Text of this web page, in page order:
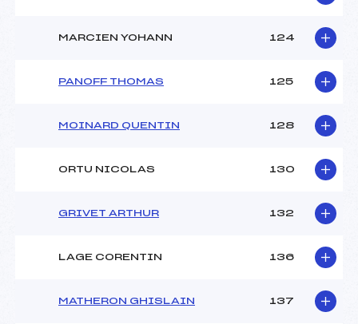
MARCIEN YOHANN 124
PANOFF THOMAS 125
MOINARD QUENTIN 128
ORTU NICOLAS 130
GRIVET ARTHUR 132
LAGE CORENTIN 136
MATHERON GHISLAIN 137